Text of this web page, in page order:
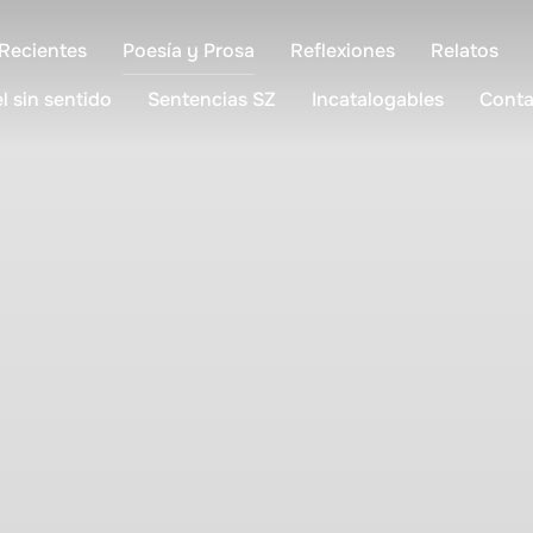
Poesía y Prosa Reflexiones Relatos
sin sentido Sentencias SZ Incatalogables